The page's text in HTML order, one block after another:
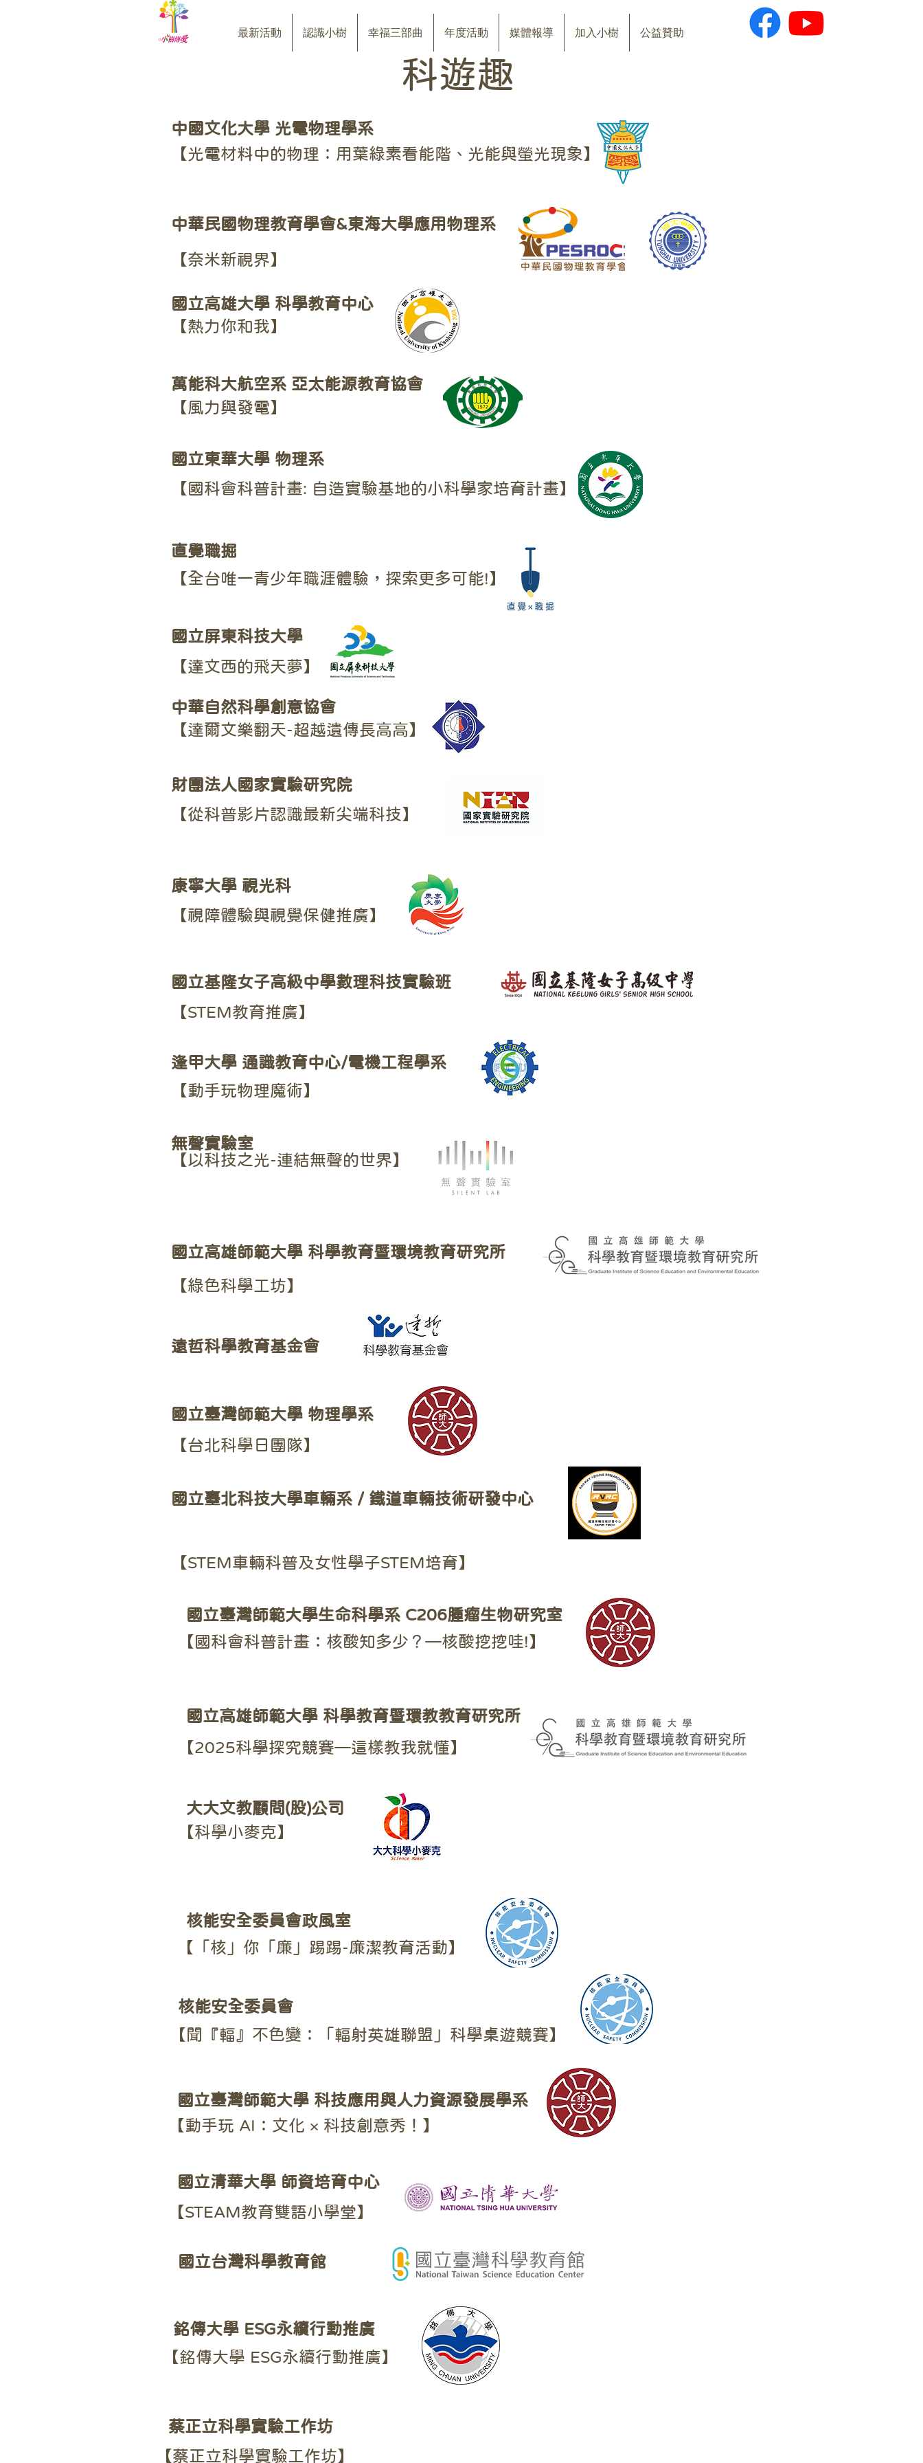
最新活動 認識小樹 幸福三部曲 年度活動 媒體報導 加入小樹 公益贊助
科遊趣
中國文化大學 光電物理學系
【光電材料中的物理：用葉綠素看能階、光能與螢光現象】
中華民國物理教育學會&東海大學應用物理系
【奈米新視界】
國立高雄大學 科學教育中心
【熱力你和我】
萬能科大航空系 亞太能源教育協會
【風力與發電】
國立東華大學 物理系
【國科會科普計畫: 自造實驗基地的小科學家培育計畫】
直覺職掘
【全台唯一青少年職涯體驗，探索更多可能!】
國立屏東科技大學
【達文西的飛天夢】
中華自然科學創意協會
【達爾文樂翻天-超越遺傳長高高】
財團法人國家實驗研究院
【從科普影片認識最新尖端科技】
康寧大學 視光科
【視障體驗與視覺保健推廣】
國立基隆女子高級中學數理科技實驗班
【STEM教育推廣】
逢甲大學 通識教育中心/電機工程學系
【動手玩物理魔術】
無聲實驗室
【以科技之光-連結無聲的世界】
國立高雄師範大學 科學教育暨環境教育研究所
【綠色科學工坊】
遠哲科學教育基金會
國立臺灣師範大學 物理學系
【台北科學日團隊】
國立臺北科技大學車輛系 / 鐵道車輛技術研發中心
【STEM車輛科普及女性學子STEM培育】
國立臺灣師範大學生命科學系 C206腫瘤生物研究室
【國科會科普計畫：核酸知多少？—核酸挖挖哇!】
國立高雄師範大學 科學教育暨環教教育研究所
【2025科學探究競賽—這樣教我就懂】
大大文教顧問(股)公司
【科學小麥克】
核能安全委員會政風室
【「核」你「廉」踢踢-廉潔教育活動】
核能安全委員會
【聞『輻』不色變：「輻射英雄聯盟」科學桌遊競賽】
國立臺灣師範大學 科技應用與人力資源發展學系
【動手玩 AI：文化 × 科技創意秀！】
國立清華大學 師資培育中心
【STEAM教育雙語小學堂】
國立台灣科學教育館
銘傳大學 ESG永續行動推廣
【銘傳大學 ESG永續行動推廣】
蔡正立科學實驗工作坊
【蔡正立科學實驗工作坊】